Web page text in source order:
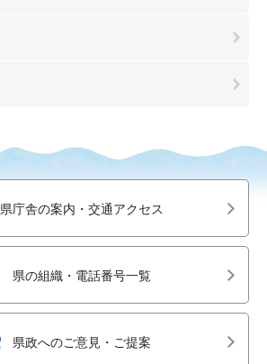
県庁舎の案内・交通アクセス
県の組織・電話番号一覧
県政へのご意見・ご提案